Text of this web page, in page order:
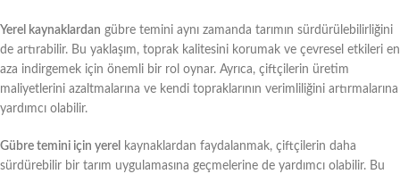
Yerel kaynaklardan gübre temini aynı zamanda tarımın sürdürülebilirliğini
de artırabilir. Bu yaklaşım, toprak kalitesini korumak ve çevresel etkileri en
aza indirgemek için önemli bir rol oynar. Ayrıca, çiftçilerin üretim
maliyetlerini azaltmalarına ve kendi topraklarının verimliliğini artırmalarına
yardımcı olabilir.
Gübre temini için yerel
kaynaklardan faydalanmak, çiftçilerin daha
sürdürebilir bir tarım uygulamasına geçmelerine de yardımcı olabilir. Bu